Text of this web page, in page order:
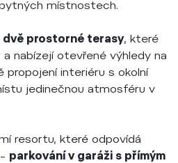
místnostech.
dvě prostorné terasy, které
nabízejí otevřené výhledy na
propojení interiéru s okolní
jedinečnou atmosféru v
resortu, které odpovídá
parkování v garáži s přímým